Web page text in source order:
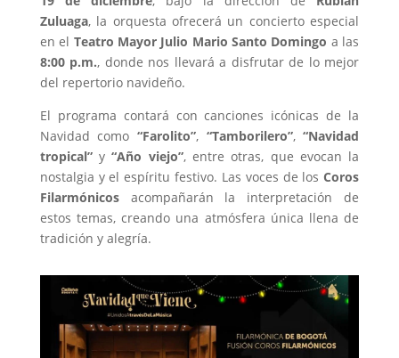
Zuluaga, la orquesta ofrecerá un concierto especial
en el Teatro Mayor Julio Mario Santo Domingo a las
8:00 p.m., donde nos llevará a disfrutar de lo mejor
del repertorio navideño.
El programa contará con canciones icónicas de la
Navidad como “Farolito”, “Tamborilero”,“Navidad
tropical”y“Año viejo”, entre otras, que evocan la
nostalgia y el espíritu festivo. Las voces de losCoros
Filarmónicosacompañarán la interpretación de
estos temas, creando una atmósfera única llena de
tradición y alegría.